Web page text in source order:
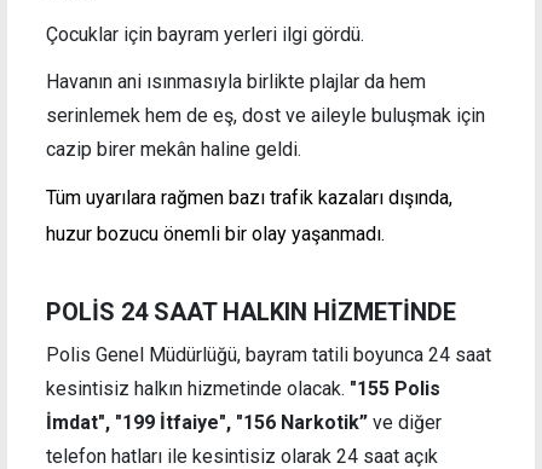
Çocuklar için bayram yerleri ilgi gördü.
Havanın ani ısınmasıyla birlikte plajlar da hem
serinlemek hem de eş, dost ve aileyle buluşmak için
cazip birer mekân haline geldi.
Tüm uyarılara rağmen bazı trafik kazaları dışında,
huzur bozucu önemli bir olay yaşanmadı.
POLİS 24 SAAT HALKIN HİZMETİNDE
Polis Genel Müdürlüğü, bayram tatili boyunca 24 saat
kesintisiz halkın hizmetinde olacak. "155 Polis
İmdat", "199 İtfaiye", "156 Narkotik” ve diğer
telefon hatları ile kesintisiz olarak 24 saat açık